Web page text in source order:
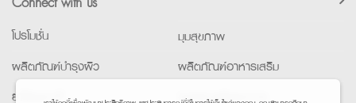
โปรโมชั่น
มุมสุขภาพ
ผลิตภัณฑ์บำรุงผิว
ผลิตภัณฑ์อาหารเสริม
ยาใช้เฉพาะที่
อุปกรณ์เพื่อสุขภาพ